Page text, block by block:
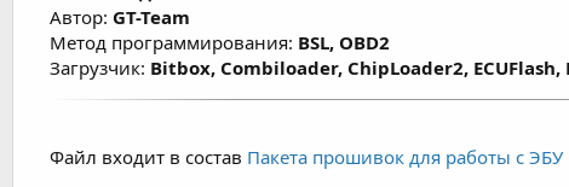
Автор: GT-Team
Метод программирования: BSL, OBD2
Загрузчик: Bitbox, Combiloader, ChipLoader2, ECUFlash,
Файл входит в состав Пакета прошивок для работы с ЭБУ